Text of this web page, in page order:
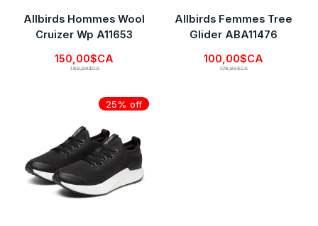
Allbirds Hommes Wool
Cruizer Wp A11653
150,00$CA
189,99$CA
Allbirds Femmes Tree
Glider ABA11476
100,00$CA
179,99$CA
25% off